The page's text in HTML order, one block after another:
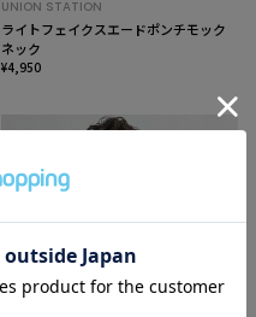
UNION STATION
ライトフェイクスエードポンチモック
ネック
¥4,950